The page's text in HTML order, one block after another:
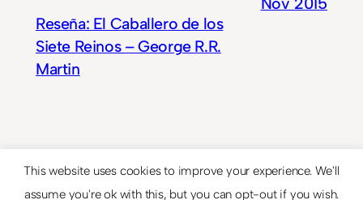
Reseña: El Caballero de los
Siete Reinos – George R.R.
Martin
This website uses cookies to improve your experience. We'll
assume you're ok with this, but you can opt-out if you wish.